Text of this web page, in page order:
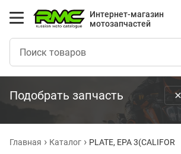
Интернет-магазин
мотозапчастей
Подобрать запчасть
Главная Каталог PLATE, EPA 3(CALIFOR